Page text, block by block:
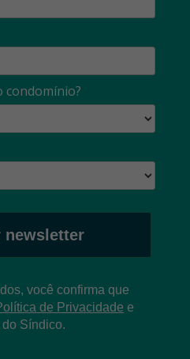
condomínio?
newsletter
você confirma que
de Privacidade e
do Síndico.